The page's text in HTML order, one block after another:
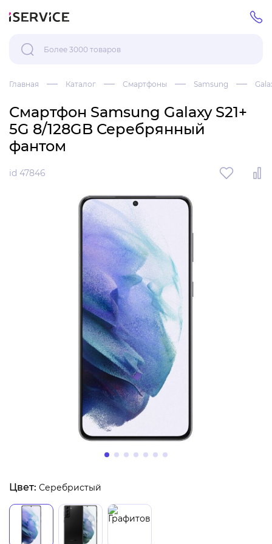
Главная Каталог Смартфоны Samsung
Смартфон Samsung Galaxy S21+
5G 8/128GB Серебрянный
фантом
id 47846
Цвет: Серебристый